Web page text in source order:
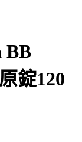
BB
錠120